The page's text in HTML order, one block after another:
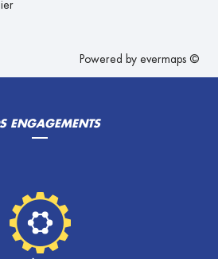
Powered by evermaps ©
ENGAGEMENTS